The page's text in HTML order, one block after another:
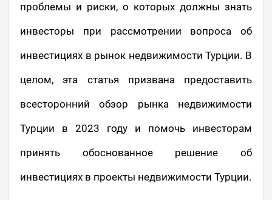
проблемы и риски, о которых должны знать
инвесторы при рассмотрении вопроса об
инвестициях в рынок недвижимости Турции. В
целом, эта статья призвана предоставить
всесторонний обзор рынка недвижимости
Турции в 2023 году и помочь инвесторам
принять обоснованное решение об
инвестициях в проекты недвижимости Турции.